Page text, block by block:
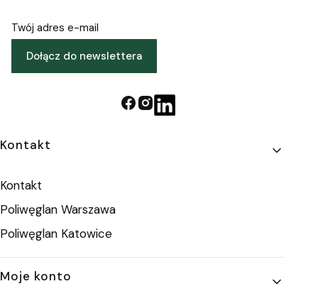
Twój adres e-mail
Dołącz do newslettera
Linki w stopce
Kontakt
Kontakt
Poliwęglan Warszawa
Poliwęglan Katowice
Moje konto